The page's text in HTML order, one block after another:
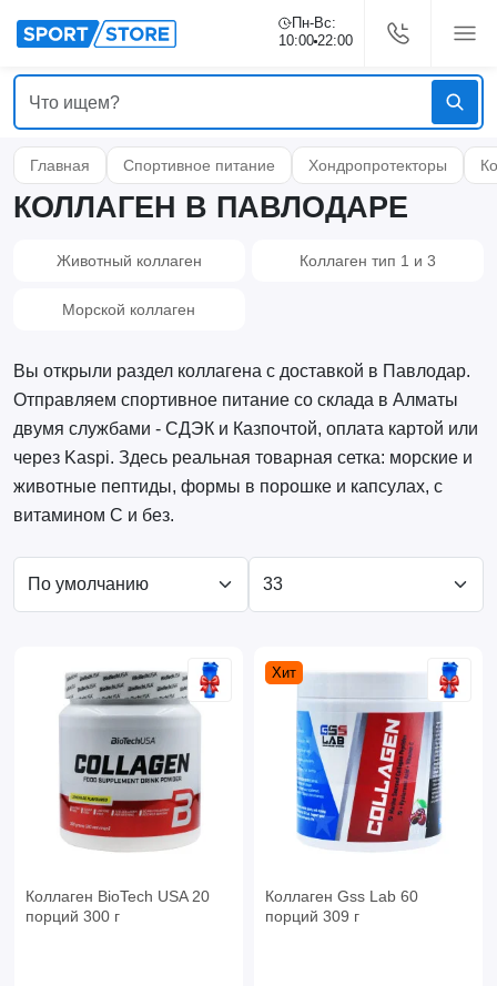
Пн-Вс:
10:00 22:00
Главная Спортивное питание Хондропротекторы
КОЛЛАГЕН В ПАВЛОДАРЕ
Животный коллаген Коллаген тип 1 и 3
Морской коллаген
Вы открыли раздел коллагена с доставкой в Павлодар.
Отправляем спортивное питание со склада в Алматы
двумя службами - СДЭК и Казпочтой, оплата картой или
через Kaspi. Здесь реальная товарная сетка: морские и
животные пептиды, формы в порошке и капсулах, с
витамином C и без.
Коллаген BioTech USA 20
порций 300 г
Хит
Коллаген Gss Lab 60
порций 309 г